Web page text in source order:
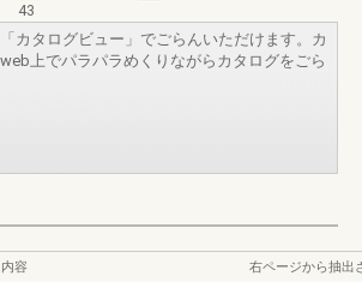
43
カタログビュー」でごらんいただけます。カ
上でパラパラめくりながらカタログをごら
容
右ページから抽出